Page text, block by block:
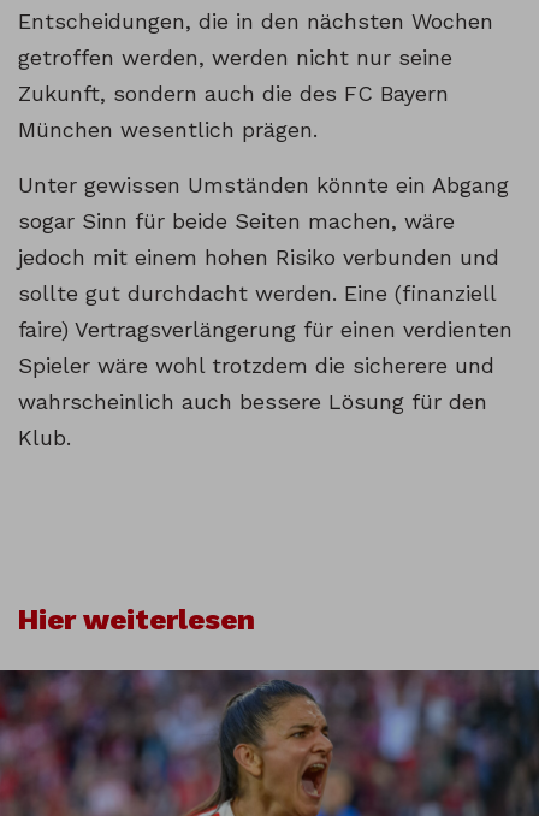
Entscheidungen, die in den nächsten Wochen
getroffen werden, werden nicht nur seine
Zukunft, sondern auch die des FC Bayern
München wesentlich prägen.
Unter gewissen Umständen könnte ein Abgang
sogar Sinn für beide Seiten machen, wäre
jedoch mit einem hohen Risiko verbunden und
sollte gut durchdacht werden. Eine (finanziell
faire) Vertragsverlängerung für einen verdienten
Spieler wäre wohl trotzdem die sicherere und
wahrscheinlich auch bessere Lösung für den
Klub.
Hier weiterlesen